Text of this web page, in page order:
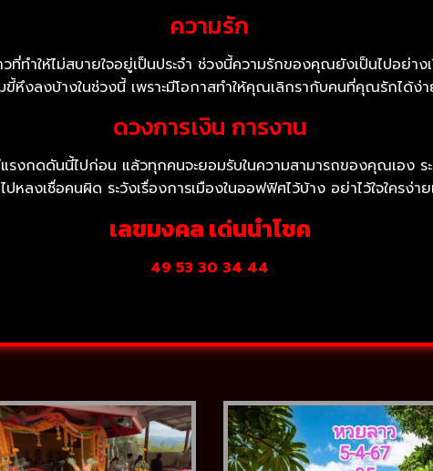
ความรัก
ทำให้ไม่สบายใจอยู่เป็นประจำ ช่วงนี้ความรักของคุณยังเป็นไปอย่า
ขี้หึงลงบ้างในช่วงนี้ เพราะมีโอกาสทำให้คุณเลิกรากับคนที่คุณรักได้ง่
ดวงการเงิน การงาน
งกดดันนี้ไปก่อน แล้วทุกคนจะยอมรับในความสามารถของคุณเอง
ไปหลงเชื่อคนผิด ระวังเรื่องการเมืองในออฟฟิศไว้บ้าง อย่าไว้ใจใครง่า
เลขมงคล เด่นนำโชค
49 53 30 34 44